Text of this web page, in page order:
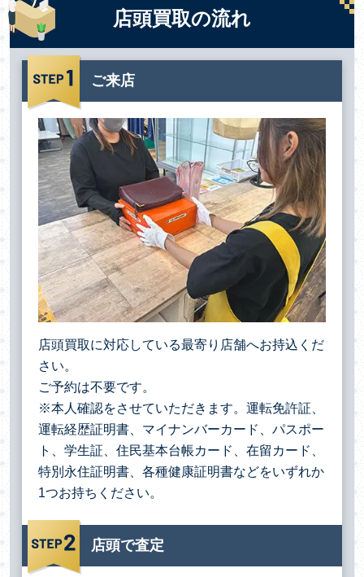
店頭買取の流れ
ご来店
店頭買取に対応している最寄り店舗へお持込くだ
さい。
ご予約は不要です。
※本人確認をさせていただきます。運転免許証、
運転経歴証明書、マイナンバーカード、パスポー
ト、学生証、住民基本台帳カード、在留カード、
特別永住証明書、各種健康証明書などをいずれか
1つお持ちください。
店頭で査定